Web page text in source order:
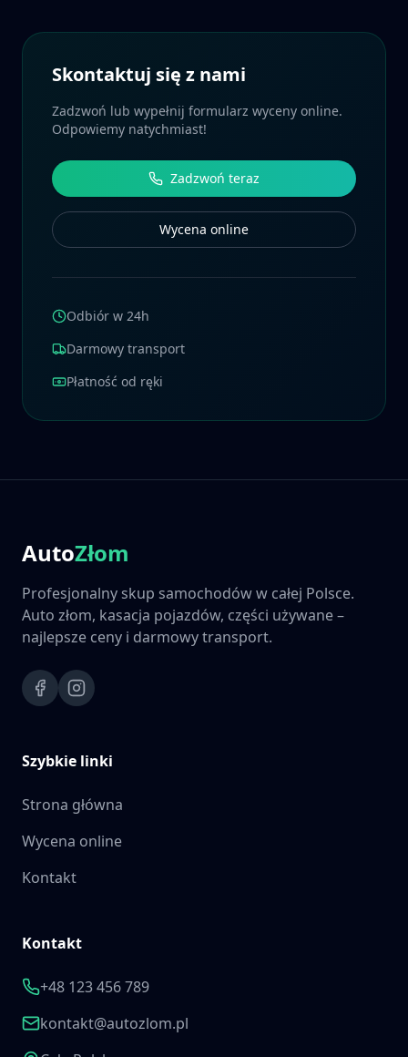
Skontaktuj się z nami
Zadzwoń lub wypełnij formularz wyceny online.
Odpowiemy natychmiast!
Zadzwoń teraz
Wycena online
Odbiór w 24h
Darmowy transport
Płatność od ręki
AutoZłom
Profesjonalny skup samochodów w całej Polsce.
Auto złom, kasacja pojazdów, części używane –
najlepsze ceny i darmowy transport.
Szybkie linki
Strona główna
Wycena online
Kontakt
Kontakt
+48 123 456 789
kontakt@autozlom.pl